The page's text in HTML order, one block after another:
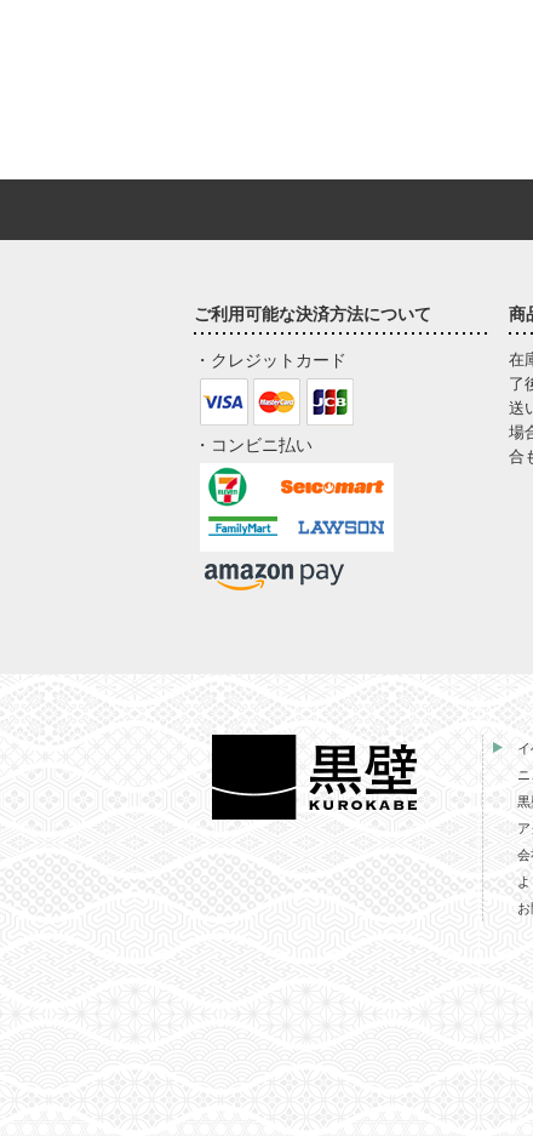
ご利用可能な決済方法について
・クレジットカード
・コンビニ払い
商
在
了
送
場
合
黒